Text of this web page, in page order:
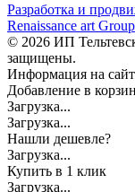
Разработка и
Renaissance art Group
© 2026 ИП
защищены.
Информация на
Добавление в
Загрузка...
Загрузка...
Нашли дешевле?
Загрузка...
Купить в 1 клик
Загрузка...